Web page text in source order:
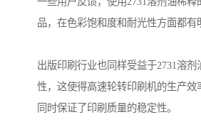
品，在色彩饱和度和耐光性方面都有
出版印刷行业也同样受益于2731溶剂
性，这使得高速轮转印刷机的生产效
同时保证了印刷质量的稳定性。